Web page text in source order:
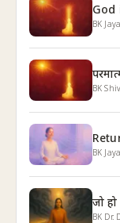
God
BK
BK
BK
जो
BK Dr.